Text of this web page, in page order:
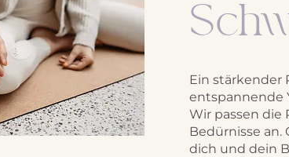
Ein stärkender
entspannende
Wir passen die
Bedürnisse an.
dich und dein